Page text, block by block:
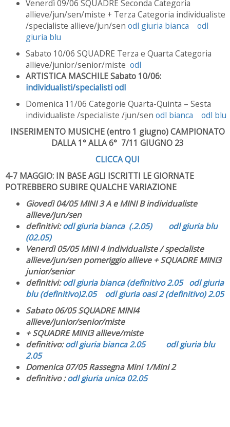
Venerdì 09/06 SQUADRE Seconda Categoria
allieve/jun/sen/miste + Terza Categoria individualiste
/specialiste allieve/jun/sen odl giuria bianca
odl
giuria blu
Sabato 10/06 SQUADRE Terza e Quarta Categoria
allieve/junior/senior/miste odl
ARTISTICA MASCHILE Sabato 10/06:
individualisti/specialisti odl
Domenica 11/06 Categorie Quarta-Quinta – Sesta
individualiste /specialiste /jun/sen odl bianca
odl blu
INSERIMENTO MUSICHE (entro 1 giugno) CAMPIONATO
DALLA 1° ALLA 6° 7/11 GIUGNO 23
CLICCA QUI
4-7 MAGGIO: IN BASE AGLI ISCRITTI LE GIORNATE
POTREBBERO SUBIRE QUALCHE VARIAZIONE
Giovedì 04/05 MINI 3 A e MINI B individualiste
allieve/jun/sen
definitivi:odl giuria bianca (.2.05)
odl giuria blu
(02.05)
Venerdì 05/05 MINI 4 individualiste / specialiste
allieve/jun/senpomeriggio allieve + SQUADRE MINI3
junior/senior
definitivi:odl giuria bianca (definitivo 2.05 odl giuria
blu (definitivo)2.05
odl giuria oasi 2 (definitivo) 2.05
Sabato 06/05 SQUADRE MINI4
allieve/junior/senior/miste
+ SQUADRE MINI3 allieve/miste
definitivo:odl giuria bianca 2.05
odl giuria blu
2.05
Domenica 07/05 Rassegna Mini 1/Mini 2
definitivo :odl giuria unica 02.05